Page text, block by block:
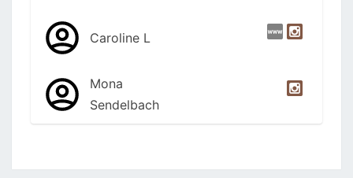
Caroline L
Mona
Sendelbach